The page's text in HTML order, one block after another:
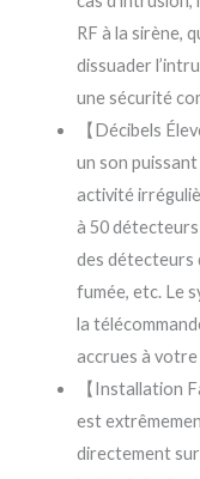
RF à la sirène,
dissuader
une sécurité
【Décibels
un son puissant
activité
à 50
des détecteurs
fumée, etc. Le
la
accrues à votre
【Installation
est
directement sur